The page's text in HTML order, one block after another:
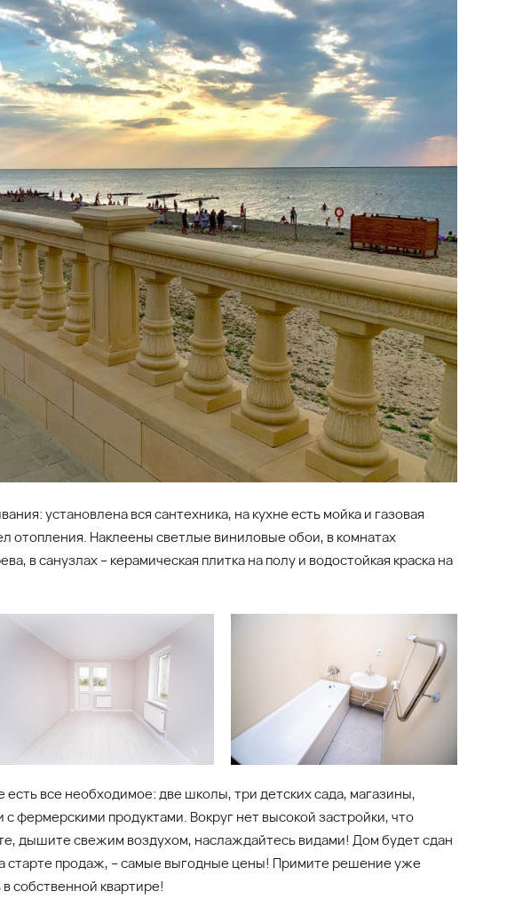
Молодежный-2
Читать подробнее
Оставить заявку
недвижимость
Покупайте онлайн
Ипотека
О компании
Новости
Офисы продаж
Вакансии
Лучшие цифровые
продукты для недвижимости